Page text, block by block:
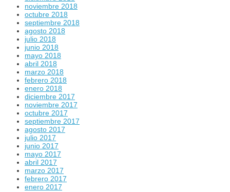
noviembre 2018
octubre 2018
septiembre 2018
agosto 2018
julio 2018
junio 2018
mayo 2018
abril 2018
marzo 2018
febrero 2018
enero 2018
diciembre 2017
noviembre 2017
octubre 2017
septiembre 2017
agosto 2017
julio 2017
junio 2017
mayo 2017
abril 2017
marzo 2017
febrero 2017
enero 2017